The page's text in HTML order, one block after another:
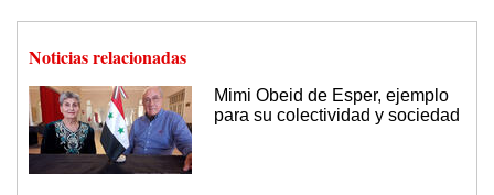
Noticias relacionadas
Mimi Obeid de Esper, ejemplo
para su colectividad y sociedad